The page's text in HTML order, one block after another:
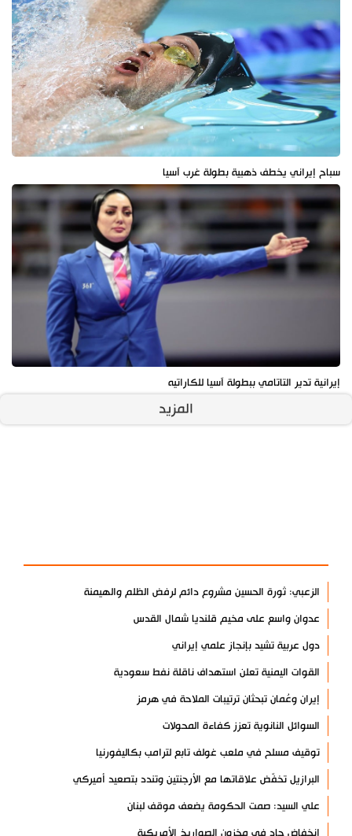
سباح إيراني يخطف ذهبية بطولة غرب آسيا
إيرانية تدير التاتامي ببطولة آسيا للكاراتيه
المزيد
الزعبي: ثورة الحسين مشروع دائم لرفض الظلم والهيمنة
عدوان واسع على مخيم قلنديا شمال القدس
دول عربية تشيد بإنجاز علمي إيراني
القوات اليمنية تعلن استهداف ناقلة نفط سعودية
إيران وعُمان تبحثان ترتيبات الملاحة في هرمز
السوائل النانوية تعزز كفاءة المحولات
توقيف مسلح في ملعب غولف تابع لترامب بكاليفورنيا
البرازيل تخفّض علاقاتها مع الأرجنتين وتندد بتصعيد أميركي
علي السيد: صمت الحكومة يضعف موقف لبنان
انخفاض حاد في مخزون الصواريخ الأمريكية